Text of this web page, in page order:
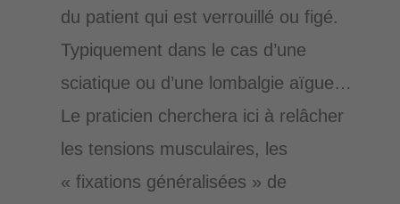
du patient qui est verrouillé ou figé.
Typiquement dans le cas d’une
sciatique ou d’une lombalgie aïgue…
Le praticien cherchera ici à relâcher
les tensions musculaires, les
« fixations généralisées » de